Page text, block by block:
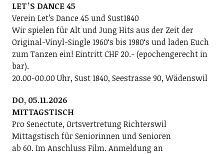
LETʼS DANCE 45
Verein Letʼs Dance 45 und Sust1840
Wir spielen für Alt und Jung Hits aus der Zeit der
Original-Vinyl-Single 1960ʻs bis 1980ʻs und laden Euch
zum Tanzen ein! Eintritt CHF 20.- (epochengerecht in
bar).
20.00-00.00 Uhr, Sust 1840, Seestrasse 90, Wädenswil
DO, 05.11.2026
MITTAGSTISCH
Pro Senectute, Ortsvertretung Richterswil
Mittagstisch für Seniorinnen und Senioren
ab 60. Im Anschluss Film. Anmeldung an